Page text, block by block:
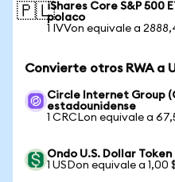
🇵🇱iShares Core S&P 500
polaco
1 IVVon equivale a
Convierte otros RWA a
Circle Internet Group
estadounidense
1 CRCLon equivale a
Ondo U.S. Dollar
1 USDon equivale a 1,00